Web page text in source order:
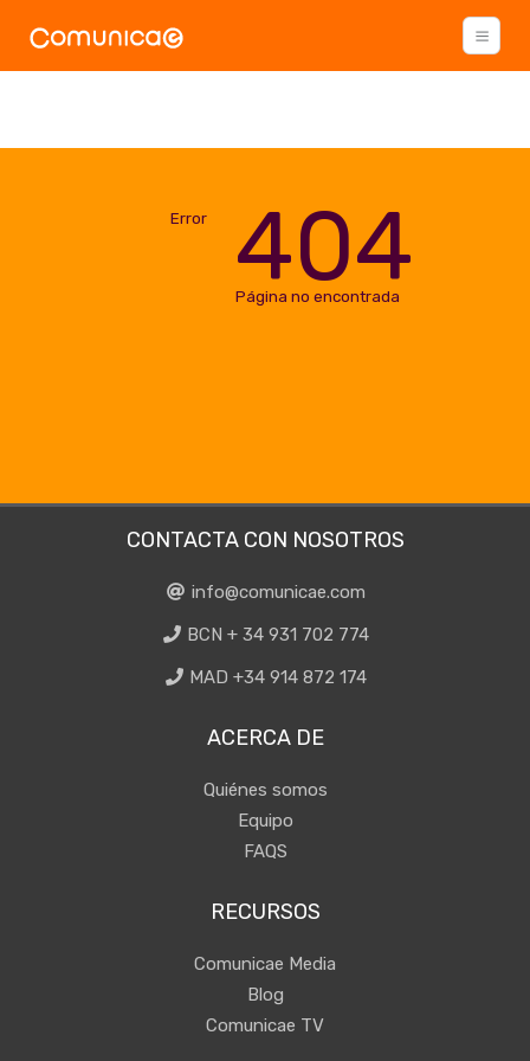
Error 404
Página no encontrada
CONTACTA CON NOSOTROS
info@comunicae.com
BCN + 34 931 702 774
MAD +34 914 872 174
ACERCA DE
Quiénes somos
Equipo
FAQS
RECURSOS
Comunicae Media
Blog
Comunicae TV